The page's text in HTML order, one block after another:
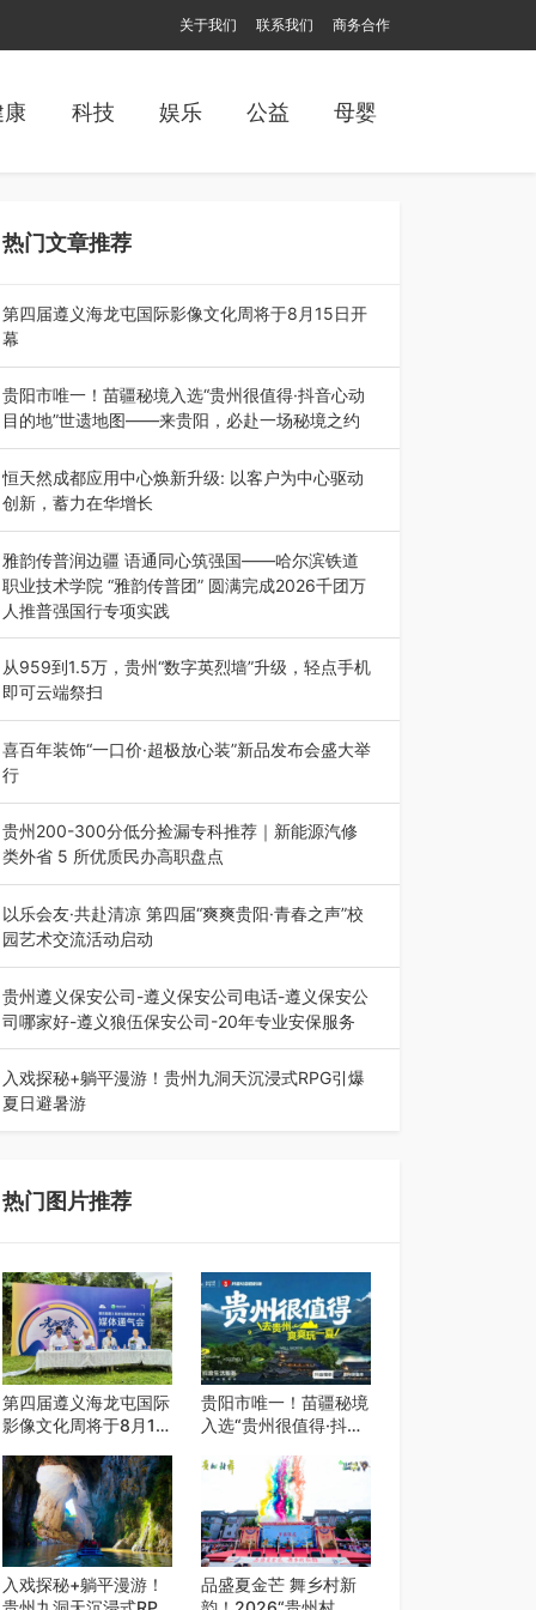
关于我们 联系我们 商务合作
科技 娱乐 公益 母婴
热门文章推荐
第四届遵义海龙屯国际影像文化周将于8月15日开
幕
8月7日，第四届遵义海龙屯国际影像文化周媒体
通气会在世界文化遗产地海龙屯核心景区…
贵阳市唯一！苗疆秘境入选“贵州很值得·抖音心动
目的地”世遗地图——来贵阳，必赴一场秘境之约
2026年7月21日，2026年“贵州很值得”暨抖音“心
动目的地”（贵州站）主题…
恒天然成都应用中心焕新升级: 以客户为中心驱动
创新，蓄力在华增长
融合全球研发实力与本土洞察，深化客户共创，赋
能西南市场创新发展 （7月27日，成…
雅韵传普润边疆 语通同心筑强国——哈尔滨铁道
职业技术学院 “雅韵传普团” 圆满完成2026千团万
人推普强国行专项实践
为扎实推进2026“千团万人推普强国行”大学生暑
期社会实践，牢牢紧扣 “雅韵传普…
从959到1.5万，贵州“数字英烈墙”升级，轻点手机
即可云端祭扫
八一建军节到来之际，由贵州省退役军人事务厅指
导，贵阳市退役军人事务局联合贵州广电…
喜百年装饰“一口价·超极放心装”新品发布会盛大举
行
2026年7月31日，喜百年装饰“一口价·超极放心
装”新品发布会在贵阳隆重举行。…
贵州200-300分低分捡漏专科推荐｜新能源汽修
类外省 5 所优质民办高职盘点
在贵州省高考志愿填报体系中，200至300分数段
考生可选择的省内工科、新能源汽车…
以乐会友·共赴清凉 第四届“爽爽贵阳·青春之声”校
园艺术交流活动启动
七月的贵阳，清风送爽，第四届“爽爽贵阳·青春之
声”校园管弦乐（合唱）艺术交流活动…
贵州遵义保安公司-遵义保安公司电话-遵义保安公
司哪家好-遵义狼伍保安公司-20年专业安保服务
在遵义，不管是企业园区运营、小区物业管理、建
筑工地施工、商业商场经营，还是举办各…
入戏探秘+躺平漫游！贵州九洞天沉浸式RPG引爆
夏日避暑游
热门图片推荐
第四届遵义海龙屯国际
影像文化周将于8月15
贵阳市唯一！苗疆秘境
入选“贵州很值得·抖音
——来贵阳，必赴一场
秘境之约
入戏探秘+躺平漫游！
品盛夏金芒 舞乡村新